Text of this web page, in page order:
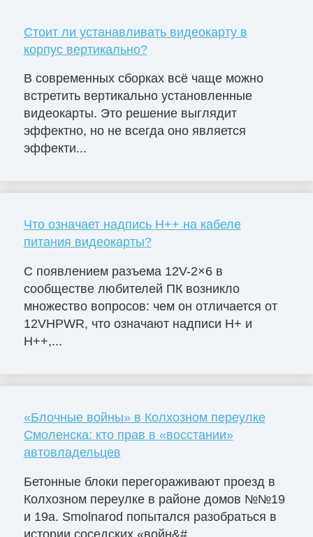
Стоит ли устанавливать видеокарту в
корпус вертикально?
В современных сборках всё чаще можно
встретить вертикально установленные
видеокарты. Это решение выглядит
эффектно, но не всегда оно является
эффекти...
Что означает надпись H++ на кабеле
питания видеокарты?
С появлением разъема 12V-2×6 в
сообществе любителей ПК возникло
множество вопросов: чем он отличается от
12VHPWR, что означают надписи H+ и
H++,...
«Блочные войны» в Колхозном переулке
Смоленска: кто прав в «восстании»
автовладельцев
Бетонные блоки перегораживают проезд в
Колхозном переулке в районе домов №№19
и 19а. Smolnarod попытался разобраться в
истории соседских «войн&#...